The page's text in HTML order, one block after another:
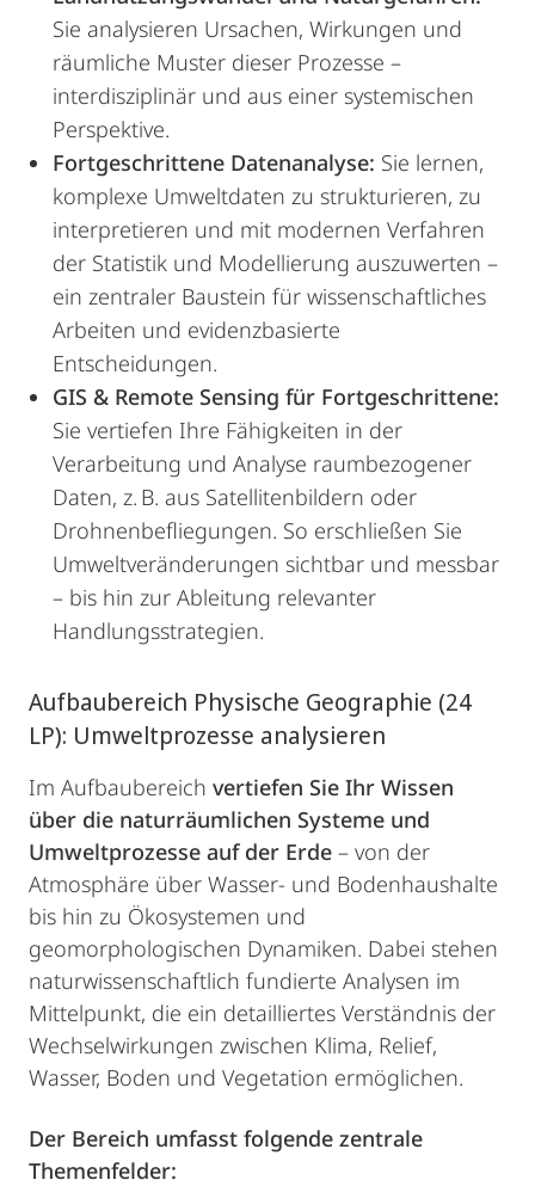
Sie analysieren Ursachen, Wirkungen und
räumliche Muster dieser Prozesse –
interdisziplinär und aus einer systemischen
Perspektive.
Fortgeschrittene Datenanalyse: Sie lernen,
komplexe Umweltdaten zu strukturieren, zu
interpretieren und mit modernen Verfahren
der Statistik und Modellierung auszuwerten –
ein zentraler Baustein für wissenschaftliches
Arbeiten und evidenzbasierte
Entscheidungen.
GIS & Remote Sensing für Fortgeschrittene:
Sie vertiefen Ihre Fähigkeiten in der
Verarbeitung und Analyse raumbezogener
Daten, z. B. aus Satellitenbildern oder
Drohnenbefliegungen. So erschließen Sie
Umweltveränderungen sichtbar und messbar
– bis hin zur Ableitung relevanter
Handlungsstrategien.
Aufbaubereich Physische Geographie (24
LP): Umweltprozesse analysieren
Im Aufbaubereich vertiefen Sie Ihr Wissen
über die naturräumlichen Systeme und
Umweltprozesse auf der Erde – von der
Atmosphäre über Wasser- und Bodenhaushalte
bis hin zu Ökosystemen und
geomorphologischen Dynamiken. Dabei stehen
naturwissenschaftlich fundierte Analysen im
Mittelpunkt, die ein detailliertes Verständnis der
Wechselwirkungen zwischen Klima, Relief,
Wasser, Boden und Vegetation ermöglichen.
Der Bereich umfasst folgende zentrale
Themenfelder: